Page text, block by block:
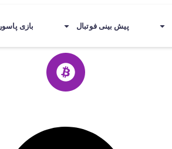
پیش بینی فوتبال بازی پاسور